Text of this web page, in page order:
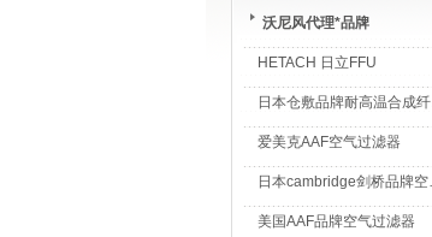
沃尼风代理*品牌
HETACH 日立FFU
日本仓敷品牌耐高温合成纤维过滤棉
爱美克AAF空气过滤器
日本cambridge剑桥品牌空气过滤器
美国AAF品牌空气过滤器